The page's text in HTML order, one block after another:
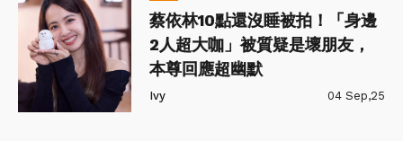
蔡依林10點還沒睡被拍！「身邊
2人超大咖」被質疑是壞朋友，
本尊回應超幽默
Ivy 04 Sep,25